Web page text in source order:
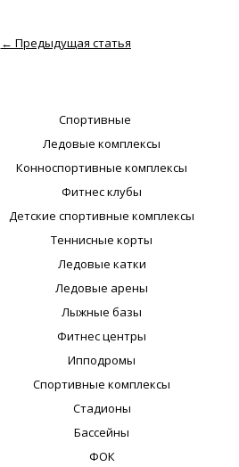
← Предыдущая статья
Спортивные
Ледовые комплексы
Конноспортивные комплексы
Фитнес клубы
Детские спортивные комплексы
Теннисные корты
Ледовые катки
Ледовые арены
Лыжные базы
Фитнес центры
Ипподромы
Спортивные комплексы
Стадионы
Бассейны
ФОК